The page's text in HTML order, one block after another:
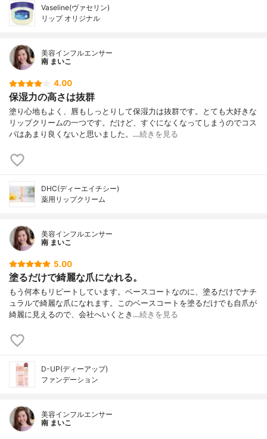
Vaseline(ヴァセリン)
リップ オリジナル
美容インフルエンサー
南 まいこ
4.00
保湿力の高さは抜群
塗り心地もよく、唇もしっとりして保湿力は抜群です。とても大好きな
リップクリームの一つです。だけど、すぐになくなってしまうのでコス
パはあまり良くないと思いました。…続きを見る
DHC(ディーエイチシー)
薬用リップクリーム
美容インフルエンサー
南 まいこ
5.00
塗るだけで綺麗な爪になれる。
もう何本もリピートしています。ベースコートなのに、塗るだけでナチ
ュラルで綺麗な爪になれます。このベースコートを塗るだけでも自爪が
綺麗に見えるので、会社へいくとき…続きを見る
D-UP(ディーアップ)
ファンデーション
美容インフルエンサー
南 まいこ